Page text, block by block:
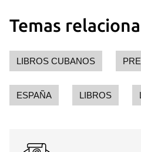
Temas
LIBROS CUBANOS
ESPAÑA LIBROS